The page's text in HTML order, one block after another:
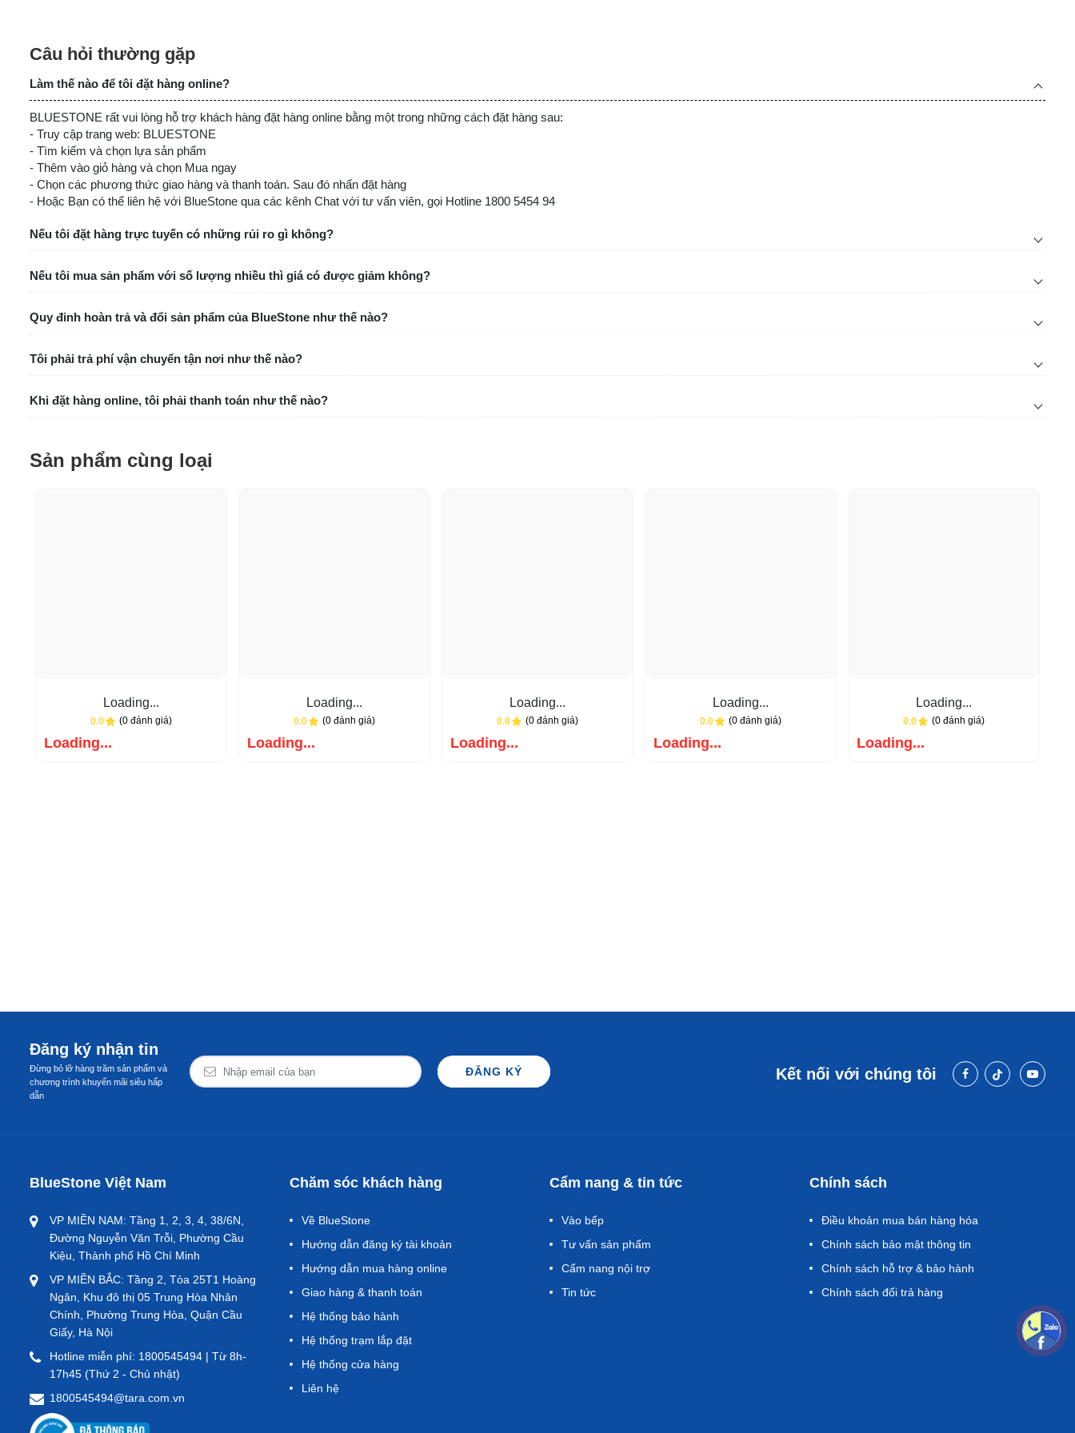
Thiết kế gam màu đen hài hòa với nhiều không gian nội thất.
Mặt bếp được làm từ kính Crystal có khả năng chịu lực chịu nhiệt tốt, mặt kính phẳng, mịn dễ dàng vệ
sinh sau khi nấu.
Thiết kế mặt bếp cực đại, tạo ra không gian rộng rãi để đặt nồi và chảo có kích thước lớn hơn, cũng
như truyền nhiệt đều và hiệu quả hơn.
Điều khiển cảm ứng trượt Multi-select với độ nhạy cao, thao tác mượt mà, nhanh chóng.
ĐÁP ỨNG TRỌN VẸN NHU CẦU NẤU HÀNG NGÀY
Loại sản phẩm: Bếp từ ,Bếp từ đơn
Công suất mạnh mẽ 2000W mang đến khả năng nấu vượt trội, tiết kiệm thời gian và năng lượng.
Trang bị 8 chế độ nấu khác nhau: súp, hấp, đun nước, hâm sữa, xào, lẩu, BBQ, cháo đáp ứng đa dạng
8 mức công suất trải dài dễ dàng tùy chỉnh mức nhiệt phù hợp với từng món ăn.
Câu hỏi thường gặp
Làm thế nào để tôi đặt hàng online?
BLUESTONE rất vui lòng hỗ trợ khách hàng đặt hàng online bằng một trong những cách đặt hàng sau:
- Truy cập trang web: BLUESTONE
- Tìm kiếm và chọn lựa sản phẩm
- Thêm vào giỏ hàng và chọn Mua ngay
- Chọn các phương thức giao hàng và thanh toán. Sau đó nhấn đặt hàng
- Hoặc Bạn có thể liên hệ với BlueStone qua các kênh Chat với tư vấn viên, gọi Hotline 1800 5454 94
Nếu tôi đặt hàng trực tuyến có những rủi ro gì không?
Nếu tôi mua sản phẩm với số lượng nhiều thì giá có được giảm không?
Quy đinh hoàn trả và đổi sản phẩm của BlueStone như thế nào?
Tôi phải trả phí vận chuyển tận nơi như thế nào?
Khi đặt hàng online, tôi phải thanh toán như thế nào?
Sản phẩm cùng loại
Loading...
0.0 (0 đánh giá)
Loading...
Loading...
0.0 (0 đánh giá)
Loading...
Loading...
0.0 (0 đánh giá)
Loading...
Loading...
0.0 (0 đánh giá)
Loading...
Loading...
0.0 (0 đánh giá)
Loading...
Đăng ký nhận tin
Đừng bỏ lỡ hàng trăm sản phẩm và
chương trình khuyến mãi siêu hấp
dẫn
ĐĂNG KÝ Kết nối với chúng tôi
BlueStone Việt Nam
VP MIỀN NAM: Tầng 1, 2, 3, 4, 38/6N,
Đường Nguyễn Văn Trỗi, Phường Cầu
Kiệu, Thành phố Hồ Chí Minh
VP MIỀN BẮC: Tầng 2, Tòa 25T1 Hoàng
Ngân, Khu đô thị 05 Trung Hòa Nhân
Chính, Phường Trung Hòa, Quận Cầu
Giấy, Hà Nội
Hotline miễn phí: 1800545494 | Từ 8h-
17h45 (Thứ 2 - Chủ nhật)
1800545494@tara.com.vn
Chăm sóc khách hàng
Về BlueStone
Hướng dẫn đăng ký tài khoản
Hướng dẫn mua hàng online
Giao hàng & thanh toán
Hệ thống bảo hành
Hệ thống trạm lắp đặt
Hệ thống cửa hàng
Liên hệ
Cẩm nang & tin tức
Vào bếp
Tư vấn sản phẩm
Cẩm nang nội trợ
Tin tức
Chính sách
Điều khoản mua bán hàng hóa
Chính sách bảo mật thông tin
Chính sách hỗ trợ & bảo hành
Chính sách đổi trả hàng